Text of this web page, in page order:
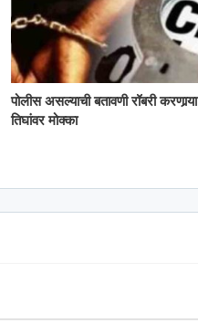
पोलीस असल्याची बतावणी रॉबरी करणार्‍या
तिघांवर मोक्का